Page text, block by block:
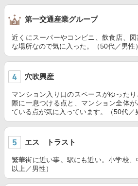
第一交通産業グループ
近くにスーパーやコンビニ、飲食店、
な場所なので気に入った。（50代／男性）
穴吹興産
マンション入り口のスペースがゆった
際に一息つける点と、マンション全体
ている点が気に入っています。（50代／
エス トラスト
繁華街に近い事。駅にも近い。小学校
以上／男性）